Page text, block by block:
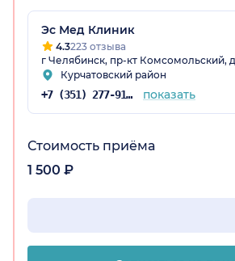
Эс Мед Клиник
4.3223 отзыва
г Челябинск, пр-кт Комсомольский,
Курчатовский район
+7 (351) 277-91-64 показать
Стоимость приёма
1 500 ₽